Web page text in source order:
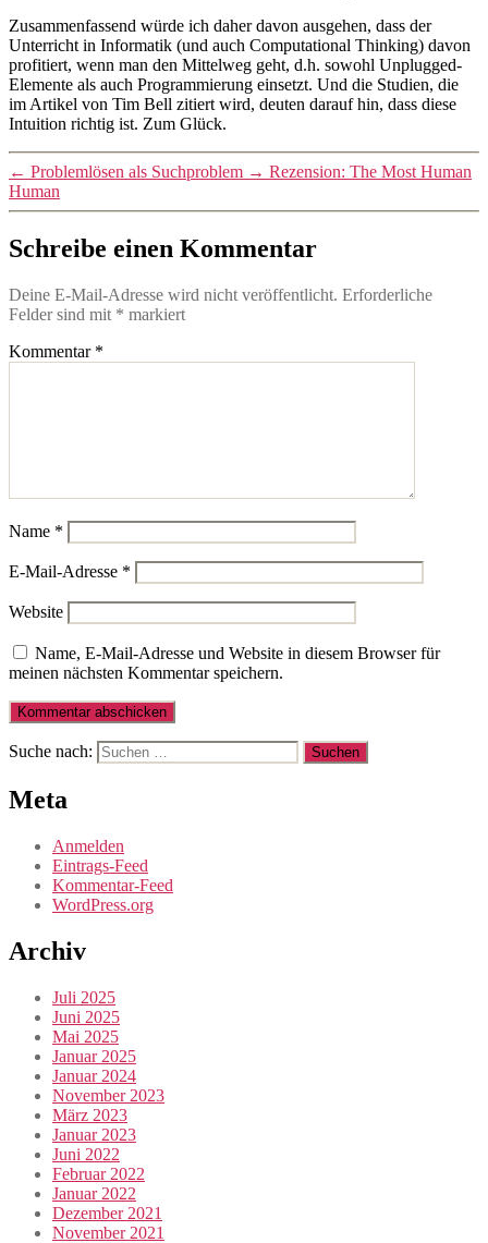
Zusammenfassend würde ich daher davon ausgehen, dass der
Unterricht in Informatik (und auch Computational Thinking) davon
profitiert, wenn man den Mittelweg geht, d.h. sowohl Unplugged-
Elemente als auch Programmierung einsetzt. Und die Studien, die
im Artikel von Tim Bell zitiert wird, deuten darauf hin, dass diese
Intuition richtig ist. Zum Glück.
← Problemlösen als Suchproblem → Rezension: The Most Human
Human
Schreibe einen Kommentar
Deine E-Mail-Adresse wird nicht veröffentlicht. Erforderliche
Felder sind mit * markiert
Kommentar *
Name *
E-Mail-Adresse *
Website
Name, E-Mail-Adresse und Website in diesem Browser für
meinen nächsten Kommentar speichern.
Suche nach:
Meta
Anmelden
Eintrags-Feed
Kommentar-Feed
WordPress.org
Archiv
Juli 2025
Juni 2025
Mai 2025
Januar 2025
Januar 2024
November 2023
März 2023
Januar 2023
Juni 2022
Februar 2022
Januar 2022
Dezember 2021
November 2021